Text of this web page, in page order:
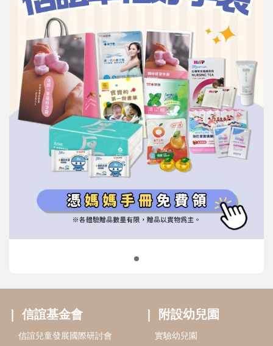
信誼基金會
2022信誼年度報告
2023信誼年度報告
2024信誼年度報告
好孕袋
分齡育兒電子報
附設幼兒園
小袋鼠幼師網